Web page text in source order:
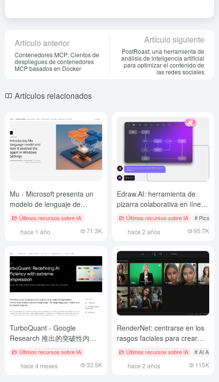
Artículo anterior
Contenedores MCP: Cientos de
despliegues de contenedores
MCP basados en Docker
Artículo siguiente
PostRoast: una herramienta de
análisis de inteligencia artificial
para optimizar el contenido de
las redes sociales
Artículos relacionados
Mu - Microsoft presenta un
modelo de lenguaje de
parámetros pequeños para
Intelligentsia
Últimos recursos sobre IA
hace 1 año 71.3K
Edraw.AI: herramienta de
pizarra colaborativa en línea,
diagramas de flujo generados
Últimos recursos sobre IA # Pizarra
hace 2 años 95.7K
TurboQuant - Google
Research 推出的突破性内存
压缩算法
Últimos recursos sobre IA
hace 4 meses 33.5K
RenderNet: centrarse en los
rasgos faciales para crear
imágenes coherentes con los
a vídeo hablado
Últimos recursos sobre IA # AI
hace 2 años 115K